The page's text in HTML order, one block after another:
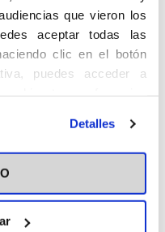
que vieron los
aceptar todas las
clic en el botón
puedes acceder a
tus preferencias
más información puedes
Detalles